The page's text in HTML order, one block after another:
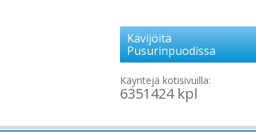
Kävijöitä
Pusurinpuodissa
Käyntejä kotisivuilla:
6351424 kpl